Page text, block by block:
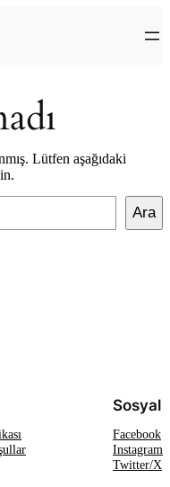
Lütfen aşağıdaki
Ara
Sosyal
Facebook
Instagram
Twitter/X